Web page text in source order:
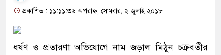
প্রকাশিত : ১১:১১:৩৬ অপরাহ্ন, সোমবার, ২ জুলাই ২০১৮
ধর্ষণ ও প্রতারণা অভিযোগে নাম জড়াল মিঠুন চক্রবর্তীর